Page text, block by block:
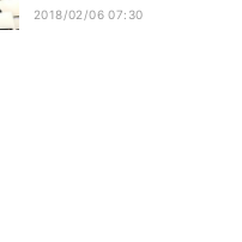
2018/02/06 07:30